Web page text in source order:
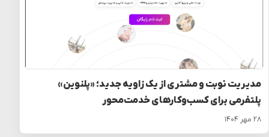
مدیریت نوبت و مشتری از یک زاویه جدید؛ «پلنوین»
پلتفرمی برای کسب‌وکارهای خدمت‌محور
۲۸ مهر ۱۴۰۴